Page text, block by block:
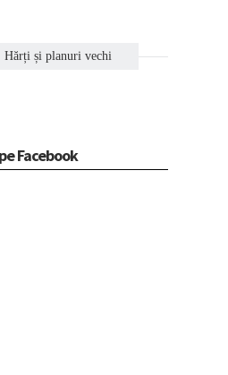
Hărți și planuri vechi
Facebook